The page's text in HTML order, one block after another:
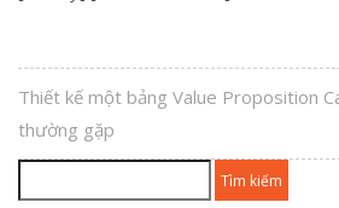
Thiết kế một bảng Value Proposition
thường gặp
kiếm